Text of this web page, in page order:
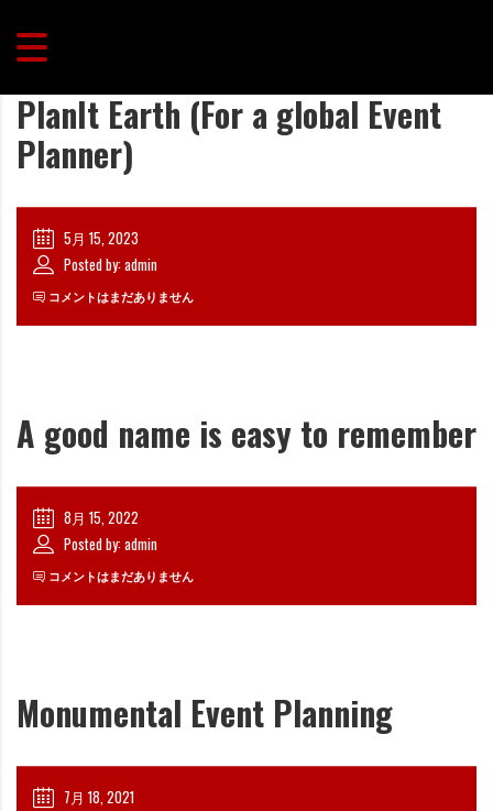
PlanIt Earth (For a global Event
Planner)
5月 15, 2023
Posted by: admin
コメントはまだありません
A good name is easy to remember
8月 15, 2022
Posted by: admin
コメントはまだありません
Monumental Event Planning
7月 18, 2021